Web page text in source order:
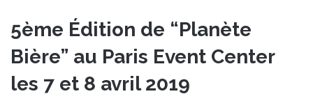
5ème Édition de “Planète
Bière” au Paris Event Center
les 7 et 8 avril 2019